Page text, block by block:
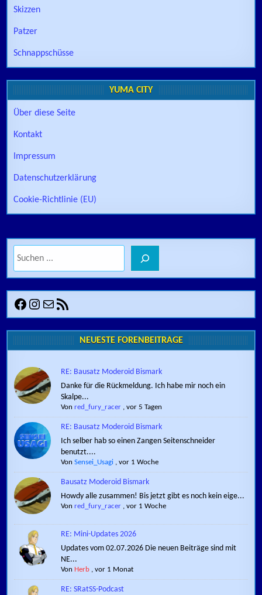
Skizzen
Patzer
Schnappschüsse
YUMA CITY
Über diese Seite
Kontakt
Impressum
Datenschutzerklärung
Cookie-Richtlinie (EU)
Facebook
Instagram
E-MailRSS-Feed
NEUESTE FORENBEITRÄGE
RE: Bausatz Moderoid Bismark
Danke für die Rückmeldung. Ich habe mir noch ein
Skalpe...
Vonred_fury_racer ,vor 5 Tagen
RE: Bausatz Moderoid Bismark
Ich selber hab so einen Zangen Seitenschneider
benutzt....
VonSensei_Usagi ,vor 1 Woche
Bausatz Moderoid Bismark
Howdy alle zusammen! Bis jetzt gibt es noch kein eige...
Vonred_fury_racer ,vor 1 Woche
RE: Mini-Updates 2026
Updates vom 02.07.2026 Die neuen Beiträge sind mit
NE...
Von Herb ,vor 1 Monat
RE: SRatSS-Podcast